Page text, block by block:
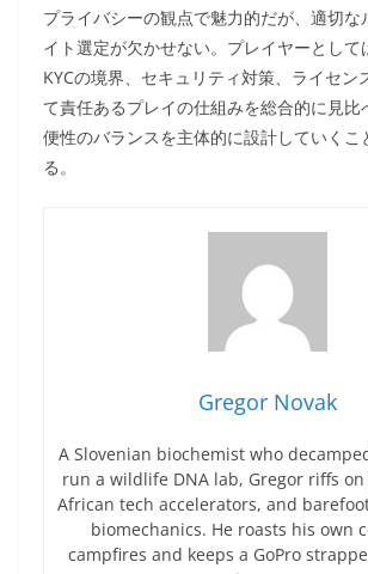
プライバシーの観点で魅力的だが、適切な
イト選定が欠かせない。プレイヤーとして
KYCの境界、セキュリティ対策、ライセン
て責任あるプレイの仕組みを総合的に見比
便性のバランスを主体的に設計していくこ
る。
Gregor Novak
A Slovenian biochemist who
run a wildlife DNA lab, Gregor riffs
African tech accelerators, and
biomechanics. He roasts his own
campfires and keeps a GoPro